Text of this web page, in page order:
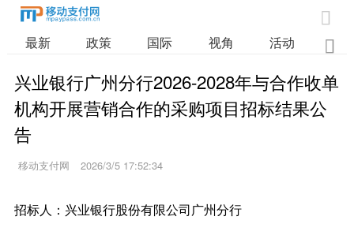

最新 政策 国际 视角 活动 业

兴业银行广州分行2026-2028年与合作收单
机构开展营销合作的采购项目招标结果公
告
移动支付网 2026/3/5 17:52:34
招标人：兴业银行股份有限公司广州分行